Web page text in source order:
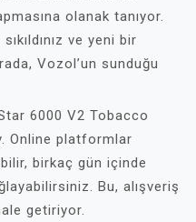
olanak tanıyor.
ve yeni bir
Vozol’un sunduğu
6000 V2 Tobacco
Online platformlar
birkaç gün içinde
Bu, alışveriş
getiriyor.